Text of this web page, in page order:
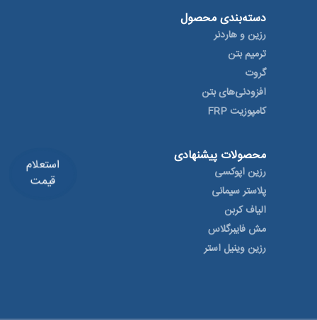
دسته‌بندی محصول
رزین و هاردنر
ترمیم بتن
گروت
افزودنی‌های بتن
کامپوزیت FRP
محصولات پیشنهادی
رزین اپوکسی
پلاستر سیمانی
الیاف کربن
مش فایبرگلاس
رزین وینیل استر
استعلام
قیمت